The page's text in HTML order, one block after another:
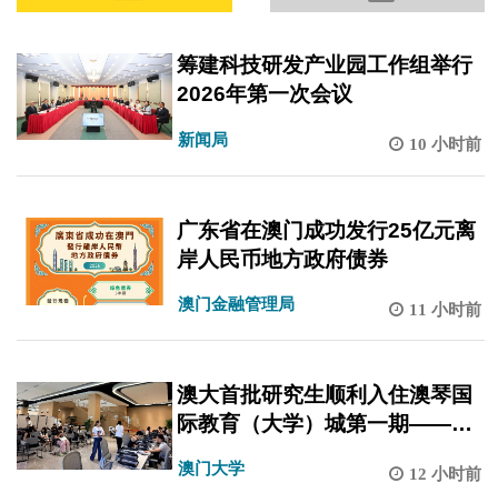
筹建科技研发产业园工作组举行
2026年第一次会议
新闻局 10 小时前
广东省在澳门成功发行25亿元离
岸人民币地方政府债券
澳门金融管理局 11 小时前
澳大首批研究生顺利入住澳琴国
际教育（大学）城第一期——澳
澳门大学 12 小时前